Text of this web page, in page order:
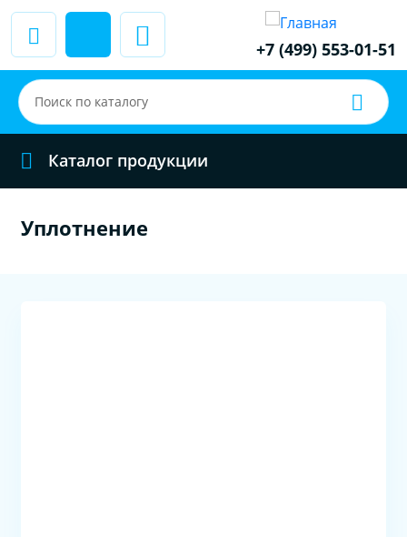
+7 (499) 553-01-51
Каталог продукции
Уплотнение